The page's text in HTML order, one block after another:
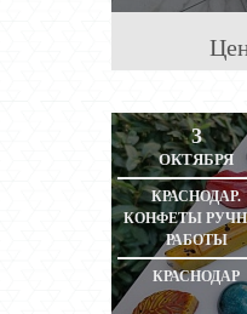
3
ОКТЯБРЯ
КРАСНОДАР.
КОНФЕТЫ
РАБОТЫ
КРАСНОДАР